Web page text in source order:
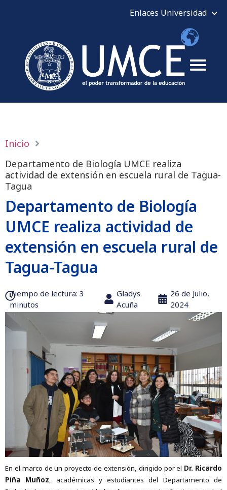
Inicio
Departamento de Biología UMCE realiza
actividad de extensión en escuela rural de Tagua-
Tagua
Departamento de Biología
UMCE realiza actividad de
extensión en escuela rural de
Tagua-Tagua
Tiempo de lectura:‎ 3
minutos
Gladys
Acuña
26 de Julio,
2024
En el marco de un proyecto de extensión, dirigido por el Dr. Ricardo
Piña Muñoz, académicas y estudiantes del Departamento de